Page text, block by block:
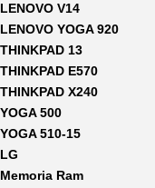
LENOVO V14
LENOVO YOGA 920
THINKPAD 13
THINKPAD E570
THINKPAD X240
YOGA 500
YOGA 510-15
LG
Memoria Ram